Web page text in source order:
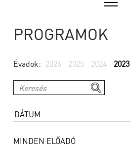
PROGRAMOK
Évadok: 2026 2025 2024 2023